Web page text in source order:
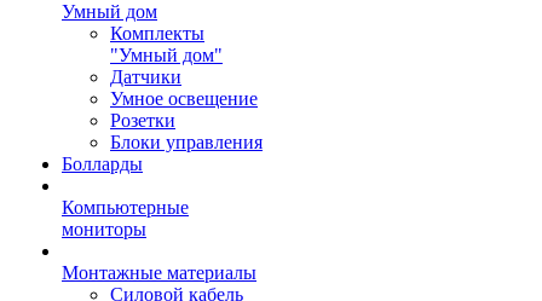
Умный дом
Комплекты
"Умный дом"
Датчики
Умное освещение
Розетки
Блоки управления
Болларды
Компьютерные
мониторы
Монтажные материалы
Силовой кабель